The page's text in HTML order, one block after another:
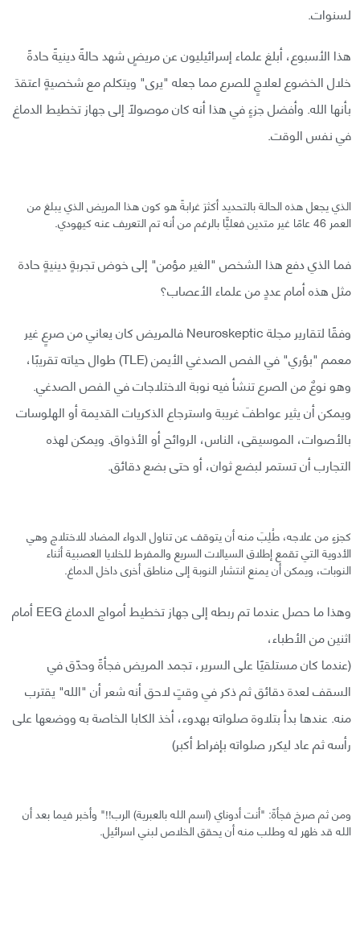
لسنوات.
هذا الأسبوع، أبلغ علماء إسرائيليون عن مريضٍ شهد حالةً دينيةً حادةً
خلال الخضوع لعلاجٍ للصرع مما جعله "يرى" ويتكلم مع شخصيةٍ اعتقدَ
بأنها الله. وأفضل جزءٍ في هذا أنه كان موصولًا إلى جهاز تخطيط الدماغ
في نفس الوقت.
الذي يجعل هذه الحالة بالتحديد أكثرَ غرابةً هو كون هذا المريض الذي يبلغ من
العمر 46 عامًا غير متدين فعليًّا بالرغم من أنه تم التعريف عنه كيهودي.
فما الذي دفع هذا الشخص "الغير مؤمن" إلى خوض تجربةٍ دينيةٍ حادة
مثل هذه أمام عددٍ من علماء الأعصاب؟
وفقًا لتقارير مجلة Neuroskeptic فالمريض كان يعاني من صرعٍ غير
معمم "بؤري" في الفص الصدغي الأيمن (TLE) طوال حياته تقريبًا،
وهو نوعٌ من الصرع تنشأ فيه نوبة الاختلاجات في الفص الصدغي.
ويمكن أن يثير عواطفَ غريبة واسترجاع الذكريات القديمة أو الهلوسات
بالأصوات، الموسيقى، الناس، الروائح أو الأذواق. ويمكن لهذه
التجارب أن تستمر لبضع ثوان، أو حتى بضع دقائق.
كجزءٍ من علاجه، طُلِبَ منه أن يتوقف عن تناول الدواء المضاد للاختلاج وهي
الأدوية التي تقمع إطلاق السيالات السريع والمفرط للخلايا العصبية أثناء
النوبات، ويمكن أن يمنع انتشار النوبة إلى مناطق أخرى داخل الدماغ.
وهذا ما حصل عندما تم ربطه إلى جهاز تخطيط أمواج الدماغ EEG أمام
اثنين من الأطباء،
(عندما كان مستلقيًا على السرير، تجمد المريض فجأةً وحدّق في
السقف لعدة دقائق ثم ذكر في وقتٍ لاحق أنه شعر أن "الله" يقترب
منه. عندها بدأ بتلاوة صلواته بهدوء، أخذ الكابا الخاصة به ووضعها على
رأسه ثم عاد ليكرر صلواته بإفراط أكبر)
ومن ثم صرخ فجأةً: "أنت أدوناي (اسم الله بالعبرية) الرب!!" وأخبر فيما بعد أن
الله قد ظهر له وطلب منه أن يحقق الخلاص لبني اسرائيل.